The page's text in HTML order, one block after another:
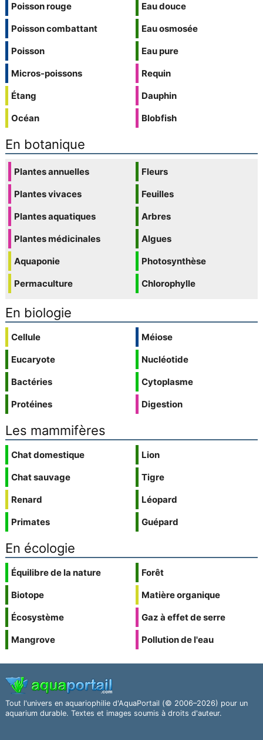
Poisson rouge
Poisson combattant
Poisson
Micros-poissons
Étang
Océan
Eau douce
Eau osmosée
Eau pure
Requin
Dauphin
Blobfish
En botanique
Plantes annuelles
Plantes vivaces
Plantes aquatiques
Plantes médicinales
Aquaponie
Permaculture
Fleurs
Feuilles
Arbres
Algues
Photosynthèse
Chlorophylle
En biologie
Cellule
Eucaryote
Bactéries
Protéines
Méiose
Nucléotide
Cytoplasme
Digestion
Les mammifères
Chat domestique
Chat sauvage
Renard
Primates
Lion
Tigre
Léopard
Guépard
En écologie
Équilibre de la nature
Biotope
Écosystème
Mangrove
Forêt
Matière organique
Gaz à effet de serre
Pollution de l'eau
Tout l'univers en aquariophilie d'AquaPortail (© 2006–2026) pour un
aquarium durable. Textes et images soumis à droits d'auteur.